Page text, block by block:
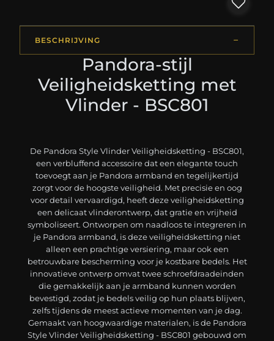
BESCHRIJVING
Pandora-stijl
Veiligheidsketting met
Vlinder - BSC801
De Pandora Style Vlinder Veiligheidsketting - BSC801,
een verbluffend accessoire dat een elegante touch
toevoegt aan je Pandora armband en tegelijkertijd
zorgt voor de hoogste veiligheid. Met precisie en oog
voor detail vervaardigd, heeft deze veiligheidsketting
een delicaat vlinderontwerp, dat gratie en vrijheid
symboliseert. Ontworpen om naadloos te integreren in
je Pandora armband, is deze veiligheidsketting niet
alleen een prachtige versiering, maar ook een
betrouwbare bescherming voor je kostbare bedels. Het
innovatieve ontwerp omvat twee schroefdraadeinden
die gemakkelijk aan je armband kunnen worden
bevestigd, zodat je bedels veilig op hun plaats blijven,
zelfs tijdens de meest actieve momenten van je dag.
Gemaakt van hoogwaardige materialen, is de Pandora
Style Vlinder Veiligheidsketting - BSC801 gebouwd om